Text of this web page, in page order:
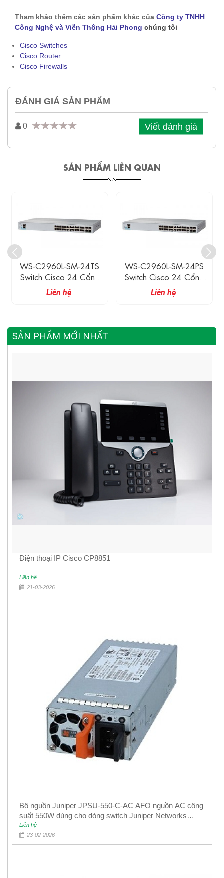
Tham khảo thêm các sản phẩm khác của Công ty TNHH
Công Nghệ và Viễn Thông Hải Phong chúng tôi
Cisco Switches
Cisco Router
Cisco Firewalls
ĐÁNH GIÁ SẢN PHẨM
0 Viết đánh giá
SẢN PHẨM LIÊN QUAN
WS-C2960L-SM-24TS
Switch Cisco 24 Cổng
Ethernet Gigabit, 4 Cổng
SFP Gigabit
Liên hệ
WS-C2960L-SM-24PS
Switch Cisco 24 Cổng
Ethernet Gigabit (có Hỗ
Trợ POE), 4 Cổng SFP
Liên hệ
SẢN PHẨM MỚI NHẤT
Điện thoại IP Cisco CP8851
Liên hệ
21-03-2026
Bộ nguồn Juniper JPSU-550-C-AC AFO nguồn AC công
suất 550W dùng cho dòng switch Juniper Networks
EX4400
Liên hệ
23-02-2026